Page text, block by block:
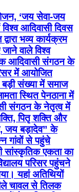
‘जय सेवा-जय
आदिवासी दिवस
भव्य कार्यक्रम
वाले विश्व
आदिवासी संगठन के
में आयोजित
बड़ी संख्या में समाज
स्थित पेनठाना में
संगठन के नेतृत्व में
पितृ शक्ति और
जय बड़ादेव” के
गांवों से पहुंचे
सांस्कृतिक एकता का
परिसर पहुंचने
यहां अतिथियों
चावल से तिलक